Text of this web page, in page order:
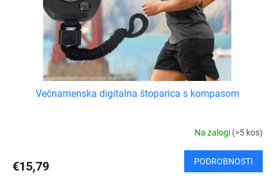
Večnamenska digitalna štoparica s kompasom
Na zalogi (>5 kos)
€15,79 PODROBNOSTI